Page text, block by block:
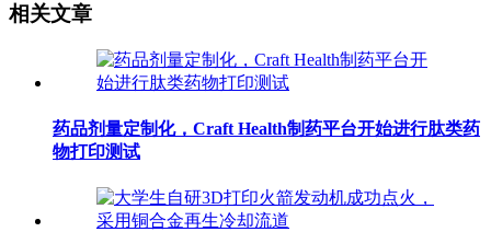
相关文章
药品剂量定制化，Craft Health制药平台开始进行肽类药
物打印测试